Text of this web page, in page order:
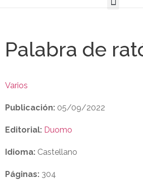
Palabra de
Varios
Publicación: 05/09/2022
Editorial: Duomo
Idioma: Castellano
Páginas: 304